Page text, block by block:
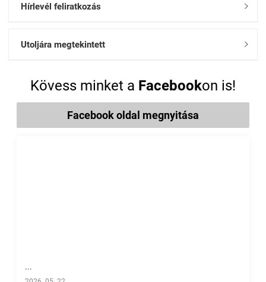
Hírlevél feliratkozás 
Utoljára megtekintett 
Kövess minket a Facebookon is!
Facebook oldal megnyitása
...